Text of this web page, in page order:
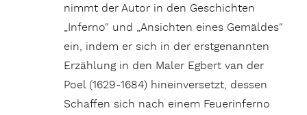
nimmt der Autor in den Geschichten
„Inferno“ und „Ansichten eines Gemäldes“
ein, indem er sich in der erstgenannten
Erzählung in den Maler Egbert van der
Poel (1629-1684) hineinversetzt, dessen
Schaffen sich nach einem Feuerinferno